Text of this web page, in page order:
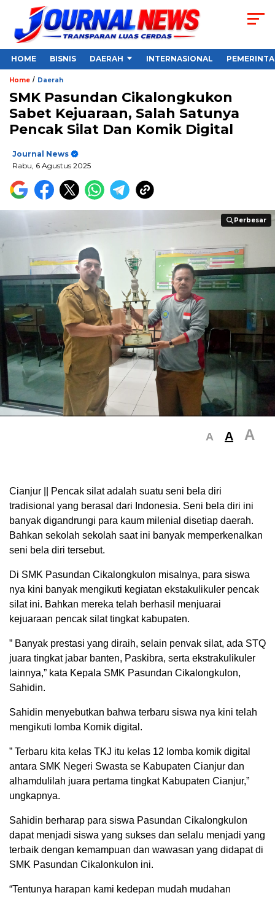
HOME BISNIS DAERAH INTERNASIONAL
Home / Daerah
SMK Pasundan Cikalongkukon
Sabet Kejuaraan, Salah Satunya
Pencak Silat Dan Komik Digital
Journal News
Rabu, 6 Agustus 2025
Perbesar
Perbesar
A A A
Cianjur || Pencak silat adalah suatu seni bela diri
tradisional yang berasal dari Indonesia. Seni bela diri ini
banyak digandrungi para kaum milenial disetiap daerah.
Bahkan sekolah sekolah saat ini banyak memperkenalkan
seni bela diri tersebut.
Di SMK Pasundan Cikalongkulon misalnya, para siswa
nya kini banyak mengikuti kegiatan ekstakulikuler pencak
silat ini. Bahkan mereka telah berhasil menjuarai
kejuaraan pencak silat tingkat kabupaten.
” Banyak prestasi yang diraih, selain penvak silat, ada STQ
juara tingkat jabar banten, Paskibra, serta ekstrakulikuler
lainnya,” kata Kepala SMK Pasundan Cikalongkulon,
Sahidin.
Sahidin menyebutkan bahwa terbaru siswa nya kini telah
mengikuti lomba Komik digital.
” Terbaru kita kelas TKJ itu kelas 12 lomba komik digital
antara SMK Negeri Swasta se Kabupaten Cianjur dan
alhamdulilah juara pertama tingkat Kabupaten Cianjur,”
ungkapnya.
Sahidin berharap para siswa Pasundan Cikalongkulon
dapat menjadi siswa yang sukses dan selalu menjadi yang
terbaik dengan kemampuan dan wawasan yang didapat di
SMK Pasundan Cikalonkulon ini.
“Tentunya harapan kami kedepan mudah mudahan